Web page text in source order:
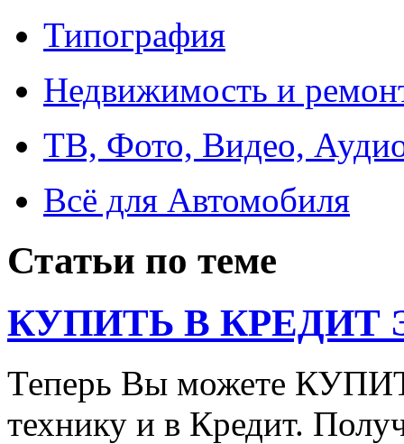
Типография
Недвижимость и
ТВ, Фото, Видео,
Всё для Автомобиля
Статьи по теме
КУПИТЬ В КРЕДИТ
Теперь Вы можете
технику и в Кредит.